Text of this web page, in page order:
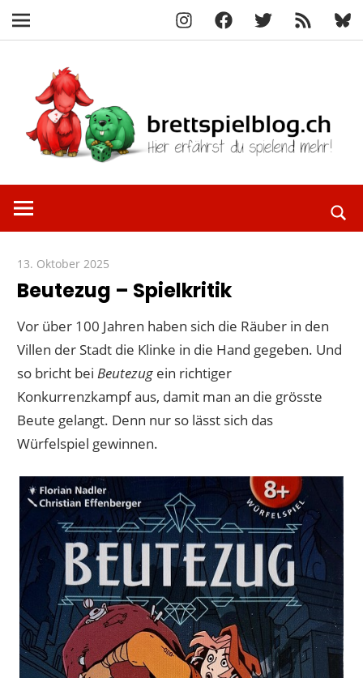
InstagramFacebook
X
RSS-
Feed
Navigation
springen
erfährst
mehr!
13. Oktober 2025
Beutezug – Spielkritik
Vor über 100 Jahren haben sich die Räuber in den
Villen der Stadt die Klinke in die Hand gegeben. Und
so bricht beiBeutezug ein richtiger
Konkurrenzkampf aus, damit man an die grösste
Beute gelangt. Denn nur so lässt sich das
Würfelspiel gewinnen.